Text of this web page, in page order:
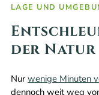
LAGE UND
der Natur
Nurwenige Minuten
dennoch weit weg